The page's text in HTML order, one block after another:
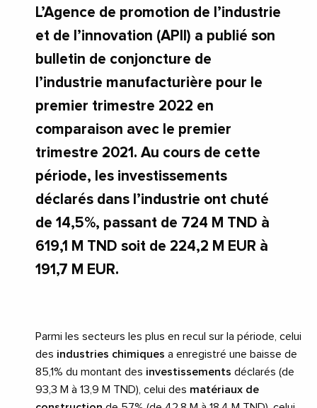
L’Agence de promotion de l’industrie
et de l’innovation (APII) a publié son
bulletin de conjoncture de
l’industrie manufacturière pour le
premier trimestre 2022 en
comparaison avec le premier
trimestre 2021. Au cours de cette
période, les investissements
déclarés dans l’industrie ont chuté
de 14,5%, passant de 724 M TND à
619,1 M TND soit de 224,2 M EUR à
191,7 M EUR.
Parmi les secteurs les plus en recul sur la période, celui
des industries chimiques a enregistré une baisse de
85,1% du montant des investissements déclarés (de
93,3 M à 13,9 M TND), celui des matériaux de